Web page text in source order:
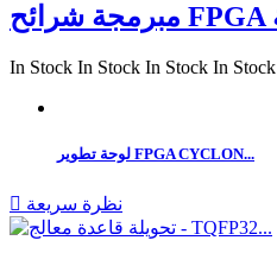
In Stock In Stock In Stock In Stock
لوحة تطوير FPGA CYCLON...
 نظرة سريعة